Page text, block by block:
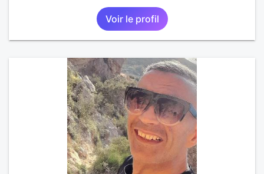
Voir le profil